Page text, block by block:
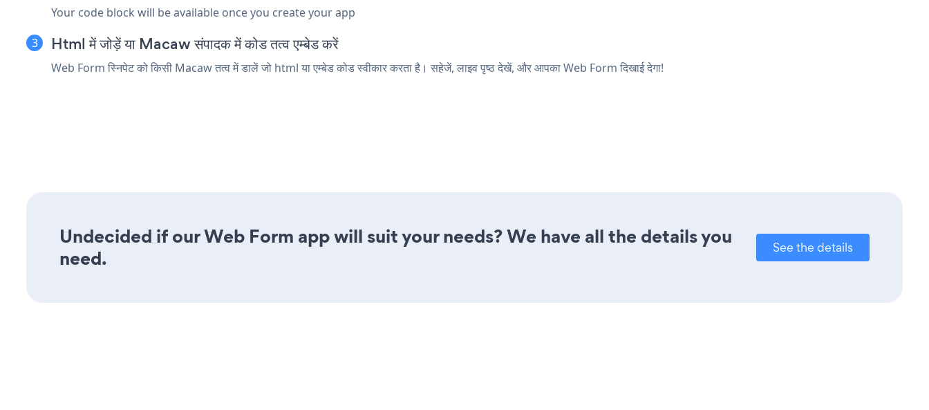
Your code block will be available once you create your app
Html में जोड़ें या Macaw संपादक में कोड तत्व एम्बेड करें
Web Form स्निपेट को किसी Macaw तत्व में डालें जो html या एम्बेड कोड स्वीकार करता है। सहेजें, लाइव पृष्ठ देखें, और आपका Web Form दिखाई देगा!
Undecided if our Web Form app will suit your needs? We have all the details you
need.
See the details